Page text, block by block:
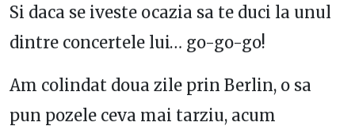
Si daca se iveste ocazia sa te duci la unul
dintre concertele lui… go-go-go!
Am colindat doua zile prin Berlin, o sa
pun pozele ceva mai tarziu, acum